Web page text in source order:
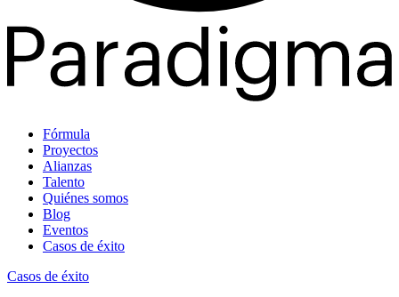
Fórmula
Proyectos
Alianzas
Talento
Quiénes somos
Blog
Eventos
Casos de éxito
Casos de éxito